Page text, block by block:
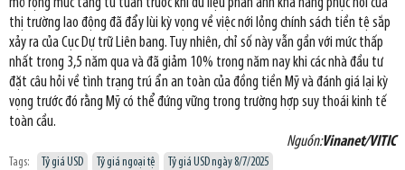
thị trường lao động đã đẩy lùi kỳ vọng về việc nới lỏng chính sách tiền tệ sắp
xảy ra của Cục Dự trữ Liên bang. Tuy nhiên, chỉ số này vẫn gần với mức thấp
nhất trong 3,5 năm qua và đã giảm 10% trong năm nay khi các nhà đầu tư
đặt câu hỏi về tình trạng trú ẩn an toàn của đồng tiền Mỹ và đánh giá lại kỳ
vọng trước đó rằng Mỹ có thể đứng vững trong trường hợp suy thoái kinh tế
toàn cầu.
Nguồn:Vinanet/VITIC
Tags: Tỷ giá USD Tỷ giá ngoại tệ Tỷ giá USD ngày 8/7/2025